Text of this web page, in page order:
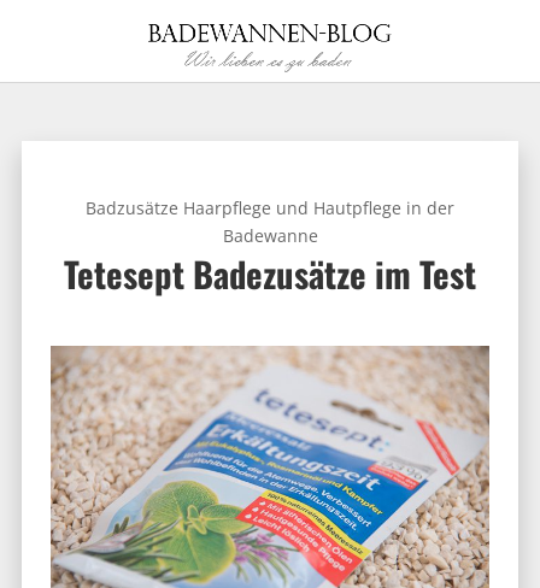
Tetesept Badezusätze im Test
Badzusätze Haarpflege und Hautpflege in der
Badewanne